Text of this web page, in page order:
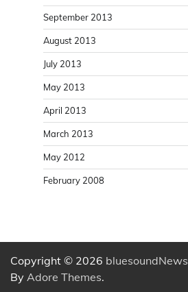
September 2013
August 2013
July 2013
May 2013
April 2013
March 2013
May 2012
February 2008
Copyright © 2026 bluesoundNews
By Adore Themes.